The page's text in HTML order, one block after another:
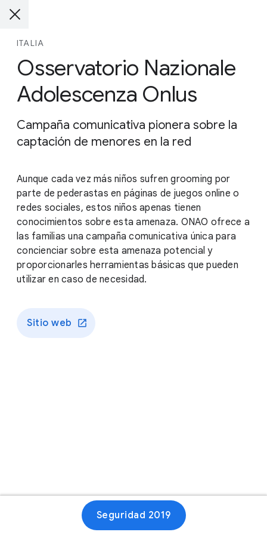
ITALIA
Osservatorio Nazionale
Adolescenza Onlus
Campaña comunicativa pionera sobre la
captación de menores en la red
Aunque cada vez más niños sufren grooming por
parte de pederastas en páginas de juegos online o
redes sociales, estos niños apenas tienen
conocimientos sobre esta amenaza. ONAO ofrece a
las familias una campaña comunicativa única para
concienciar sobre esta amenaza potencial y
proporcionarles herramientas básicas que pueden
utilizar en caso de necesidad.
Sitio web
Seguridad 2019